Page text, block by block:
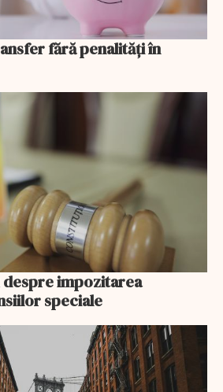
fără penalități în
despre impozitarea
speciale